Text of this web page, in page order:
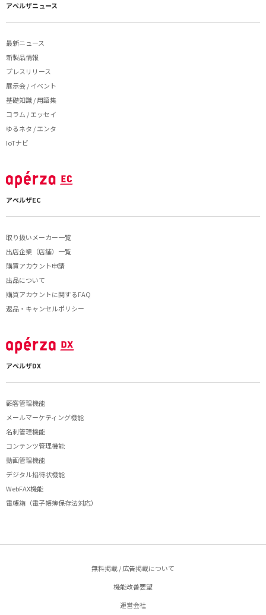
アペルザニュース
最新ニュース
新製品情報
プレスリリース
展示会 / イベント
基礎知識 / 用語集
コラム / エッセイ
ゆるネタ / エンタ
IoTナビ
アペルザEC
取り扱いメーカー一覧
出店企業（店舗）一覧
購買アカウント申請
出品について
購買アカウントに関するFAQ
返品・キャンセルポリシー
アペルザDX
顧客管理機能
メールマーケティング機能
名刺管理機能
コンテンツ管理機能
動画管理機能
デジタル招待状機能
WebFAX機能
電帳箱（電子帳簿保存法対応）
無料掲載 / 広告掲載について
機能改善要望
運営会社